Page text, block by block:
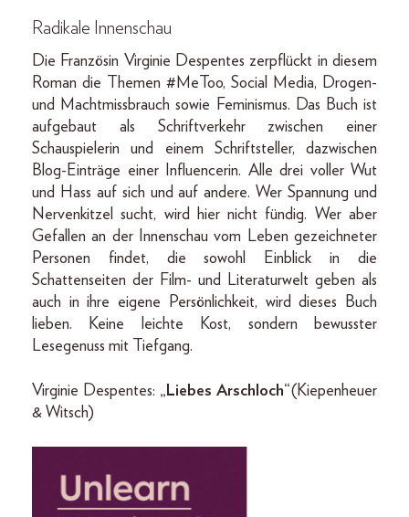
Radikale Innenschau
Die Französin Virginie Despentes zerpflückt in diesem
Roman die Themen #MeToo, Social Media, Drogen-
und Machtmissbrauch sowie Feminismus. Das Buch ist
aufgebaut als Schriftverkehr zwischen einer
Schauspielerin und einem Schriftsteller, dazwischen
Blog-Einträge einer Influencerin. Alle drei voller Wut
und Hass auf sich und auf andere. Wer Spannung und
Nervenkitzel sucht, wird hier nicht fündig. Wer aber
Gefallen an der Innenschau vom Leben gezeichneter
Personen findet, die sowohl Einblick in die
Schattenseiten der Film- und Literaturwelt geben als
auch in ihre eigene Persönlichkeit, wird dieses Buch
lieben. Keine leichte Kost, sondern bewusster
Lesegenuss mit Tiefgang.
Virginie Despentes: „Liebes Arschloch“(Kiepenheuer
& Witsch)